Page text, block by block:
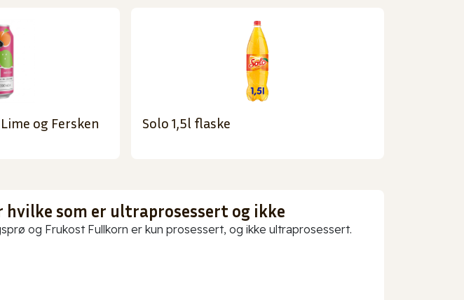
og Fersken
Solo 1,5l flaske
hvilke som er ultraprosessert og ikke
og Frukost Fullkorn er kun prosessert, og ikke ultraprosessert.